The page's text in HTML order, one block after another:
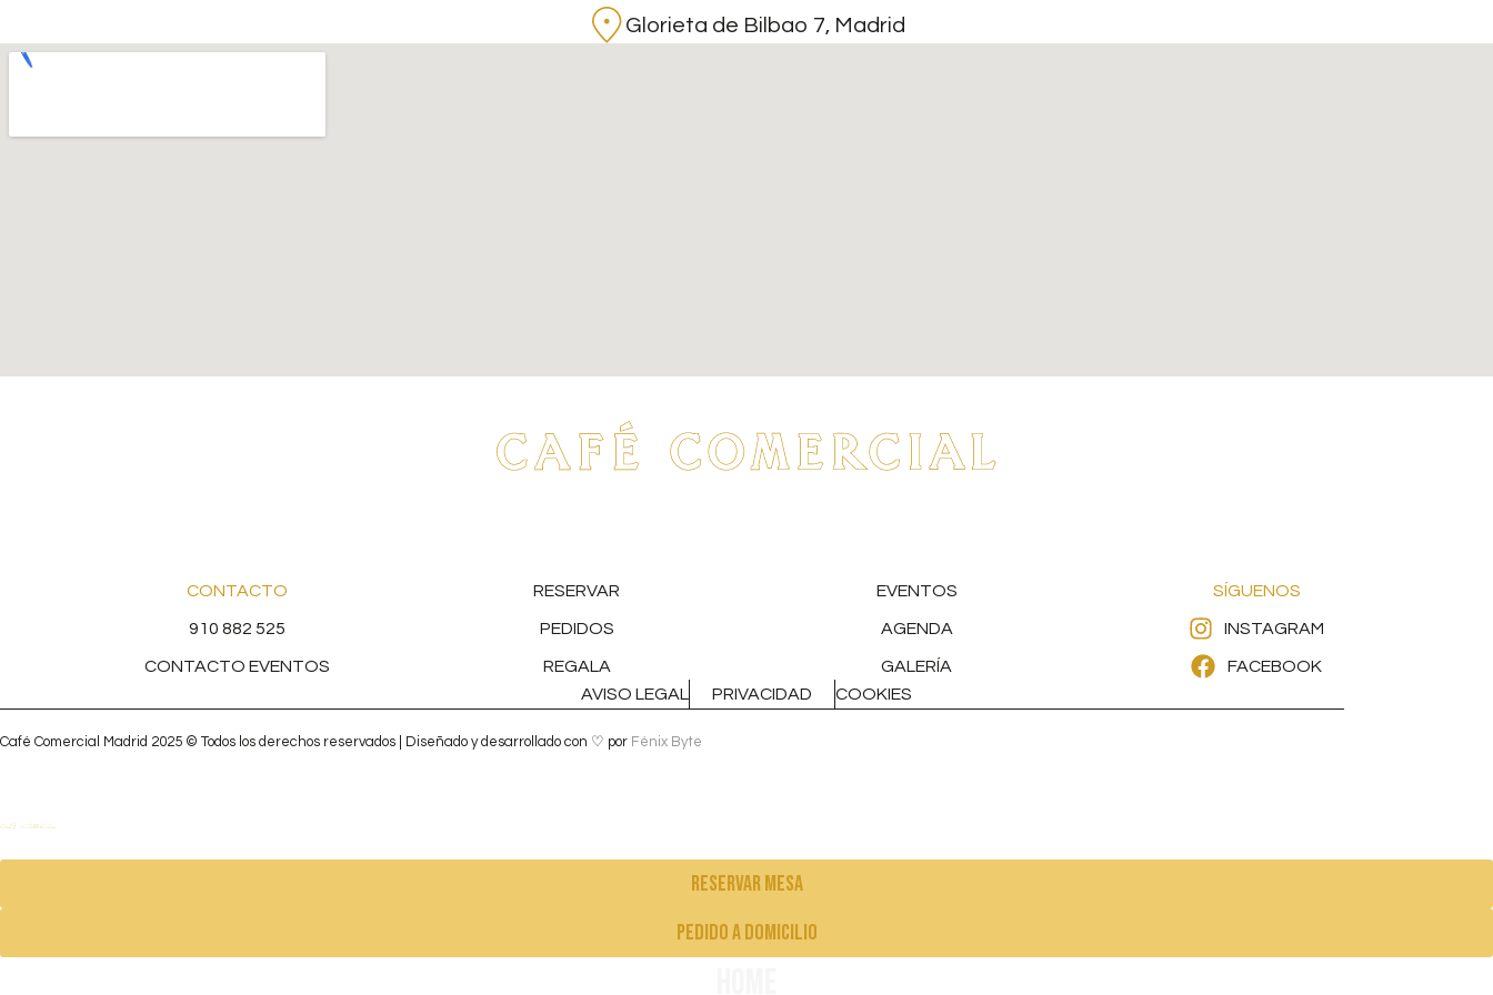
Glorieta de Bilbao 7, Madrid
CONTACTO
910 882 525
CONTACTO EVENTOS
RESERVAR
PEDIDOS
REGALA
EVENTOS
AGENDA
GALERÍA
SÍGUENOS
INSTAGRAM
FACEBOOK
AVISO LEGAL
PRIVACIDAD COOKIES
Café Comercial Madrid 2025 © Todos los derechos reservados | Diseñado y desarrollado con ♡ por Fénix Byte
Reservar mesa
pedido a domicilio